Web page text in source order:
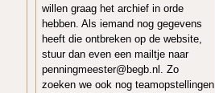
willen graag het archief in orde
hebben. Als iemand nog gegevens
heeft die ontbreken op de website,
stuur dan even een mailtje naar
penningmeester@begb.nl. Zo
zoeken we ook nog teamopstellingen